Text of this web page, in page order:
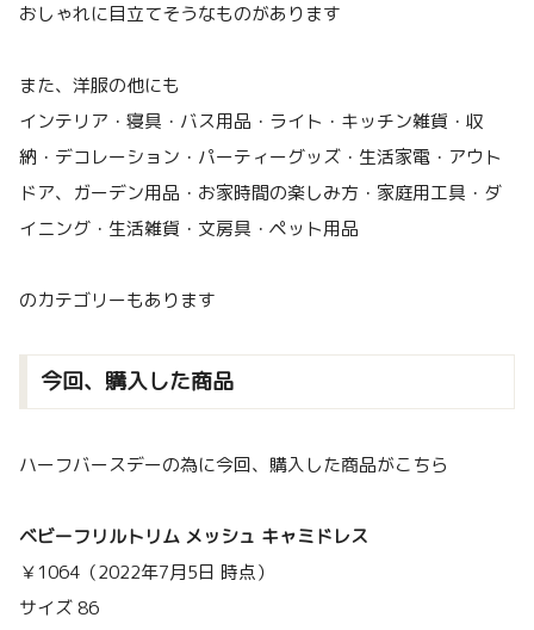
おしゃれに目立てそうなものがあります
また、洋服の他にも
インテリア・寝具・バス用品・ライト・キッチン雑貨・収
納・デコレーション・パーティーグッズ・生活家電・アウト
ドア、ガーデン用品・お家時間の楽しみ方・家庭用工具・ダ
イニング・生活雑貨・文房具・ペット用品
のカテゴリーもあります
今回、購入した商品
ハーフバースデーの為に今回、購入した商品がこちら
ベビーフリルトリム メッシュ キャミドレス
￥1064（2022年7月5日 時点）
サイズ 86